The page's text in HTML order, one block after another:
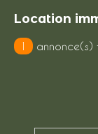
Location
1 annonce(s)
Type
d'offre
Location